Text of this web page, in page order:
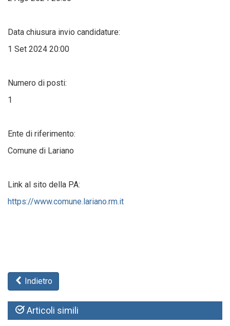
Data chiusura invio candidature:
1 Set 2024 20:00
Numero di posti:
1
Ente di riferimento:
Comune di Lariano
Link al sito della PA:
https://www.comune.lariano.rm.it
Indietro
Articoli simili